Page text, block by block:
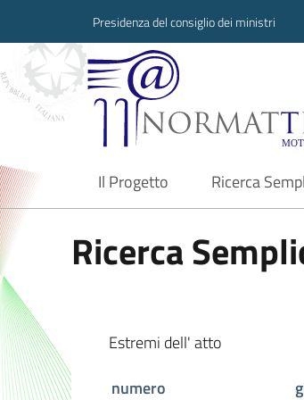
Presidenza del consiglio dei ministri
Il Progetto
current Ricerca
Ricerca
Estremi dell' atto
numero